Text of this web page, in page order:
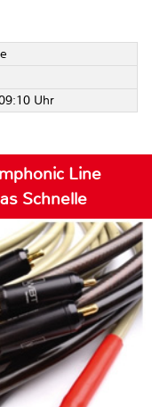
Uhr
Line
Schnelle